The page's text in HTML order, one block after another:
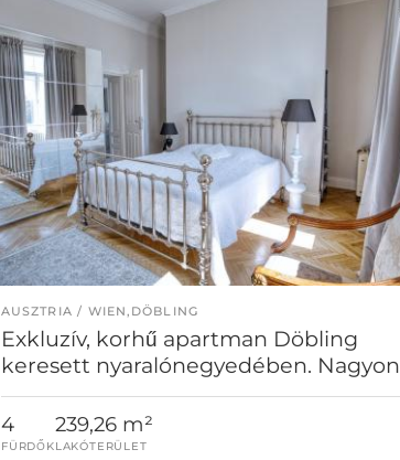
AUSZTRIA WIEN,DÖBLING
Exkluzív, korhű apartman Döbling
keresett nyaralónegyedében. Nagyon
vonzó áron!
4
FÜRDŐK
239,26 m²
LAKÓTERÜLET